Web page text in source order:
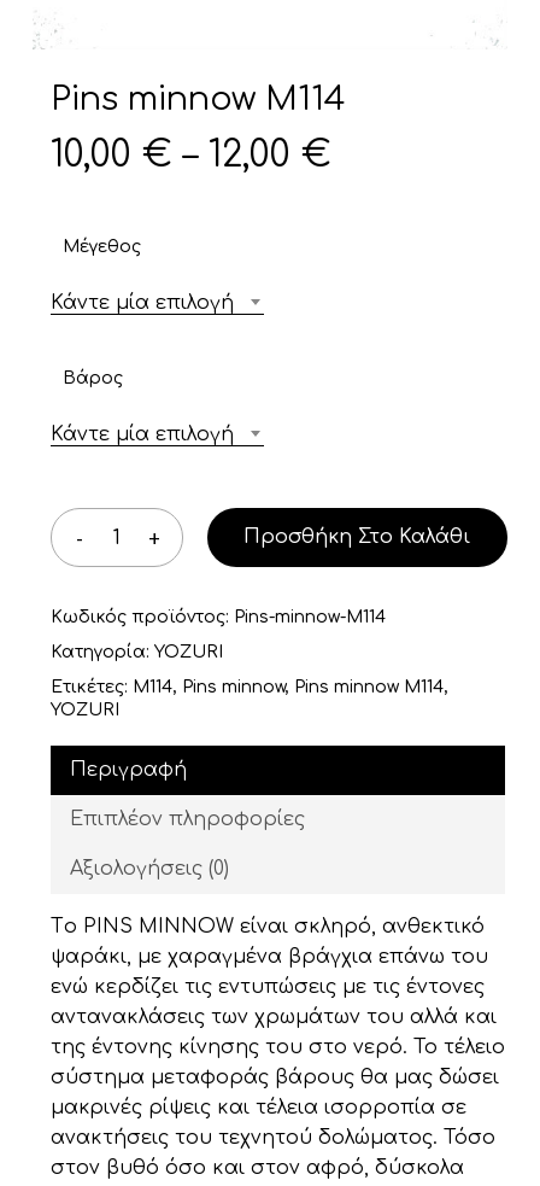
Κανένα προϊόν στο καλάθι σας.
Pins minnow M114
10,00 € – 12,00 €Price
Μέγεθος
Κάντε μία επιλογή
Βάρος
Κάντε μία επιλογή
Προσθήκη Στο Καλάθι
Κωδικός προϊόντος: Pins-minnow-M114
Κατηγορία: YOZURI
Ετικέτες: M114, Pins minnow, Pins minnow M114,
YOZURI
Περιγραφή
Επιπλέον πληροφορίες
Αξιολογήσεις (0)
Tο PIΝS MINNOW είναι σκληρό, ανθεκτικό
ψαράκι, με χαραγμένα βράγχια επάνω του
ενώ κερδίζει τις εντυπώσεις με τις έντονες
αντανακλάσεις των χρωμάτων του αλλά και
της έντονης κίνησης του στο νερό. Το τέλειο
σύστημα μεταφοράς βάρους θα μας δώσει
μακρινές ρίψεις και τέλεια ισορροπία σε
ανακτήσεις του τεχνητού δολώματος. Τόσο
στον βυθό όσο και στον αφρό, δύσκολα